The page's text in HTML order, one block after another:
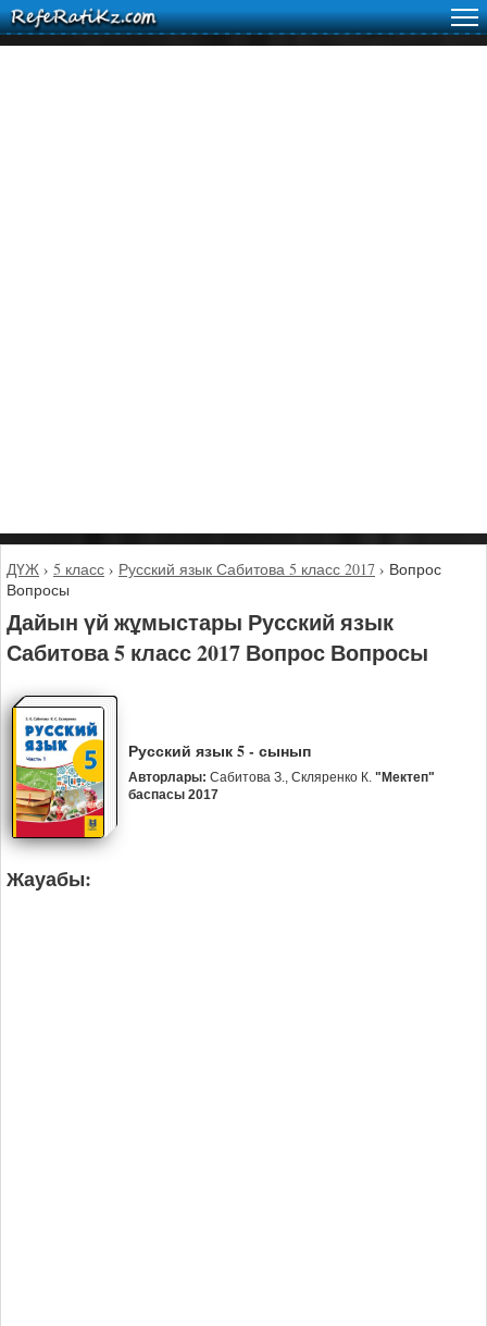
ДҮЖ › 5 класс › Русский язык Сабитова 5 класс 2017 › Вопрос
Вопросы
Дайын үй жұмыстары Русский язык
Сабитова 5 класс 2017 Вопрос Вопросы
Русский язык 5 - сынып
Авторлары: Сабитова З., Скляренко К. "Мектеп"
баспасы 2017
Жауабы: